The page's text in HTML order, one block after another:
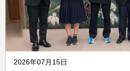
2026年07月15日